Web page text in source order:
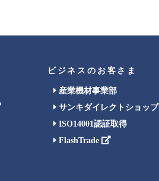
ビジネスのお客さま
産業機材事業部
サンキダイレクトショップ
ISO14001認証取得
FlashTrade